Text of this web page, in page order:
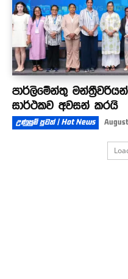
පාර්ලිමේන්තු
සාර්ථකව අවසන් කරයි
උණුසුම් පුවත් | Hot News